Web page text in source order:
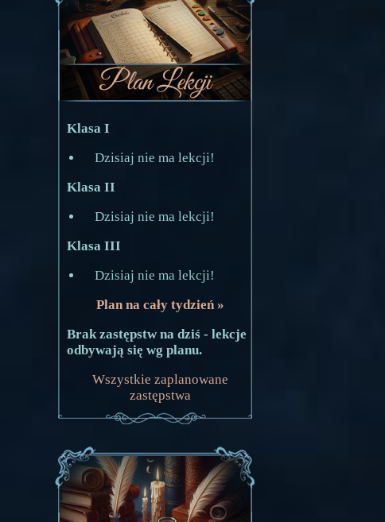
Klasa I
Dzisiaj nie ma lekcji!
Klasa II
Dzisiaj nie ma lekcji!
Klasa III
Dzisiaj nie ma lekcji!
Plan na cały tydzień »
Brak zastępstw na dziś - lekcje
odbywają się wg planu.
Wszystkie zaplanowane
zastępstwa